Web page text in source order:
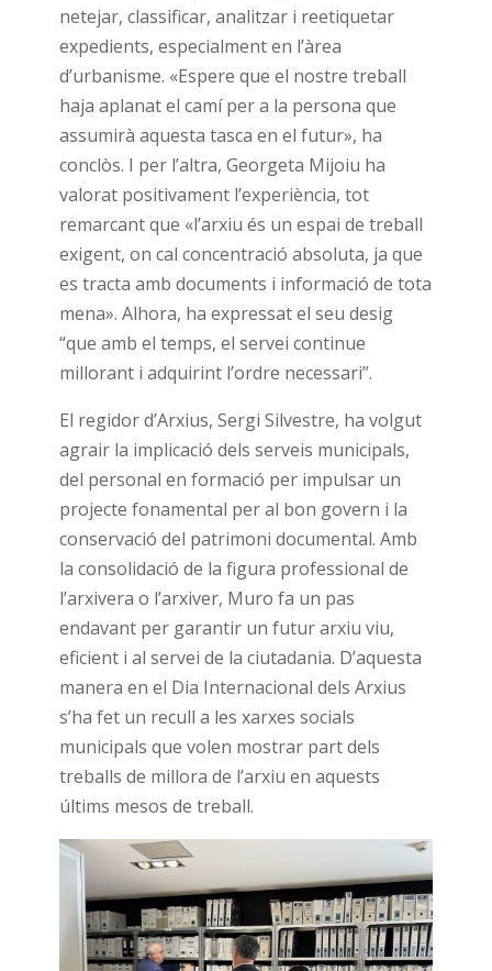
netejar, classificar, analitzar i reetiquetar
expedients, especialment en l’àrea
d’urbanisme. «Espere que el nostre treball
haja aplanat el camí per a la persona que
assumirà aquesta tasca en el futur», ha
conclòs. I per l’altra, Georgeta Mijoiu ha
valorat positivament l’experiència, tot
remarcant que «l’arxiu és un espai de treball
exigent, on cal concentració absoluta, ja que
es tracta amb documents i informació de tota
mena». Alhora, ha expressat el seu desig
“que amb el temps, el servei continue
millorant i adquirint l’ordre necessari”.
El regidor d’Arxius, Sergi Silvestre, ha volgut
agrair la implicació dels serveis municipals,
del personal en formació per impulsar un
projecte fonamental per al bon govern i la
conservació del patrimoni documental. Amb
la consolidació de la figura professional de
l’arxivera o l’arxiver, Muro fa un pas
endavant per garantir un futur arxiu viu,
eficient i al servei de la ciutadania. D’aquesta
manera en el Dia Internacional dels Arxius
s’ha fet un recull a les xarxes socials
municipals que volen mostrar part dels
treballs de millora de l’arxiu en aquests
últims mesos de treball.